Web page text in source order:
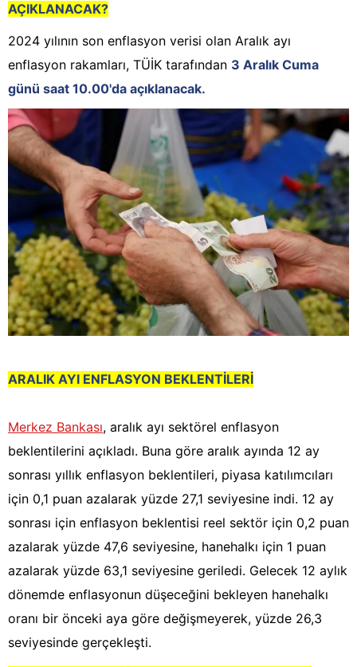
AÇIKLANACAK?
2024 yılının son enflasyon verisi olan Aralık ayı
enflasyon rakamları, TÜİK tarafından 3 Aralık Cuma
günü saat 10.00'da açıklanacak.
ARALIK AYI ENFLASYON BEKLENTİLERİ
Merkez Bankası, aralık ayı sektörel enflasyon
beklentilerini açıkladı. Buna göre aralık ayında 12 ay
sonrası yıllık enflasyon beklentileri, piyasa katılımcıları
için 0,1 puan azalarak yüzde 27,1 seviyesine indi. 12 ay
sonrası için enflasyon beklentisi reel sektör için 0,2 puan
azalarak yüzde 47,6 seviyesine, hanehalkı için 1 puan
azalarak yüzde 63,1 seviyesine geriledi. Gelecek 12 aylık
dönemde enflasyonun düşeceğini bekleyen hanehalkı
oranı bir önceki aya göre değişmeyerek, yüzde 26,3
seviyesinde gerçekleşti.